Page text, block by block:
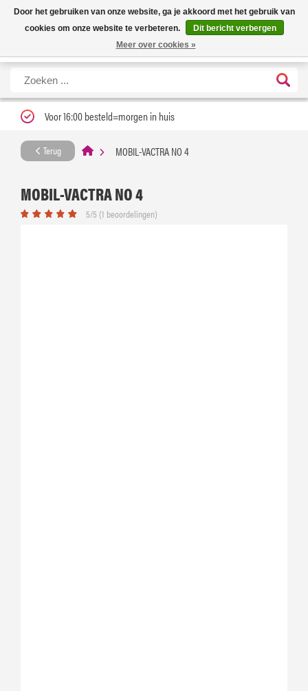
Nieuwe levertijd: 1 tot 3 werkdagen | Nu 25% korting op gehele assortiment
Carfume met kortingscode ''verfrissend''
X
Voor 16:00 besteld=morgen in huis
Terug MOBIL-VACTRA NO 4
MOBIL-VACTRA NO 4
5/5 (1 beoordelingen)
Door het gebruiken van onze website, ga je akkoord met het gebruik van
cookies om onze website te verbeteren.
Dit bericht verbergen
Meer over cookies »